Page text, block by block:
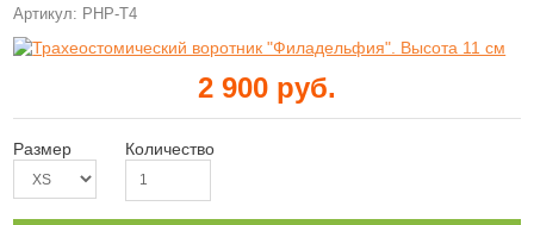
Артикул: PHP-T4
2 900 руб.
Размер Количество